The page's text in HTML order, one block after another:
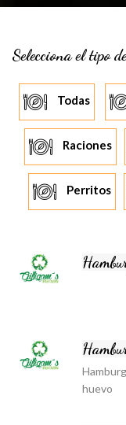
Selecciona el tipo
Todas
Raciones
Perritos
huevo